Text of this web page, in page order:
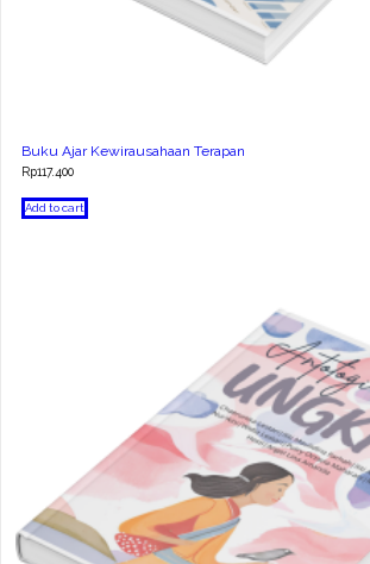
Buku Ajar Kewirausahaan Terapan
Rp117.400
Add to cart